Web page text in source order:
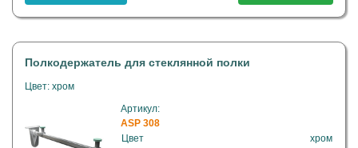
Полкодержатель для стеклянной полки
Цвет: хром
Артикул:
ASP 308
Цвет
хром